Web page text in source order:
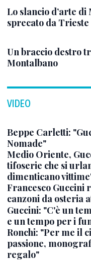
Lo slancio d’arte
sprecato da Trieste
Un braccio destro
Montalbano
VIDEO
Beppe Carletti:
Nomade"
Medio Oriente,
tifoserie che si
dimenticano
Francesco Guccini
canzoni da osteria
Guccini: "C'è un
e un tempo per i
Ronchi: "Per me il
passione,
regalo"